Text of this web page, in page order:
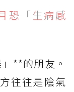
恐「生病感
**的朋友。
往往是陰氣